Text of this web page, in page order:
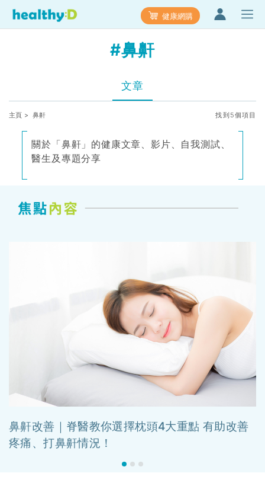
健康網購
#鼻鼾
文章
主頁 > 鼻鼾 找到5個項目
關於「鼻鼾」的健康文章、影片、自我測試、
醫生及專題分享
鼻鼾改善｜脊醫教你選擇枕頭4大重點 有助改善
疼痛、打鼻鼾情況！